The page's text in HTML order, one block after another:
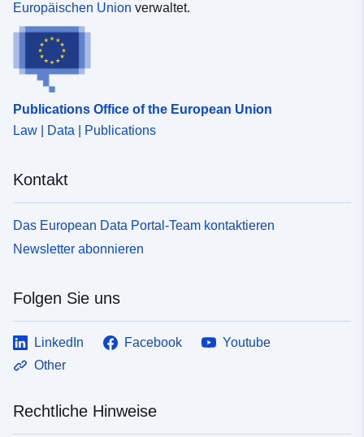
Europäischen Union verwaltet.
Publications Office of the European Union
Law | Data | Publications
Kontakt
Das European Data Portal-Team kontaktieren
Newsletter abonnieren
Folgen Sie uns
LinkedIn Facebook
Youtube
Other
Rechtliche Hinweise